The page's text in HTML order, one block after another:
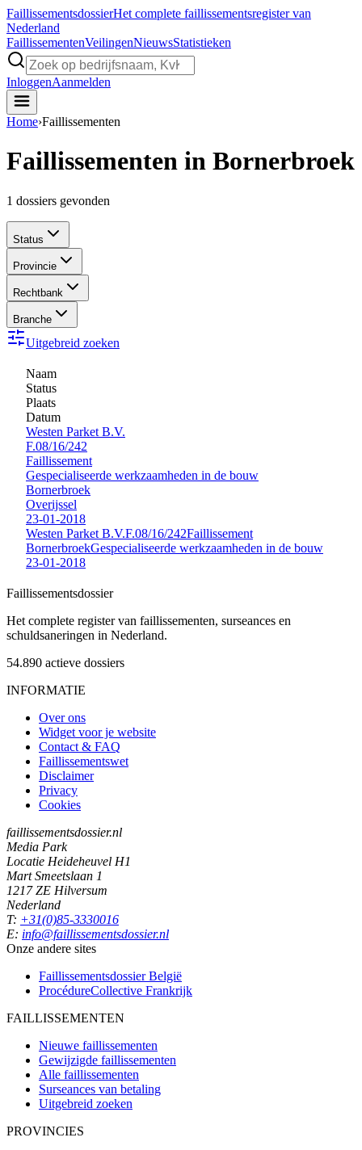
FaillissementsdossierHet complete faillissementsregister van
Nederland
FaillissementenVeilingenNieuwsStatistieken
InloggenAanmelden
Home›Faillissementen
Faillissementen in Bornerbroek
1 dossiers gevonden
Status
Provincie
Rechtbank
Branche
Uitgebreid zoeken
Naam
Status
Plaats
Datum
Westen Parket B.V.
F.08/16/242
Faillissement
Gespecialiseerde werkzaamheden in de bouw
Bornerbroek
Overijssel
23-01-2018
Westen Parket B.V.F.08/16/242Faillissement
BornerbroekGespecialiseerde werkzaamheden in de bouw
23-01-2018
Faillissementsdossier
Het complete register van faillissementen, surseances en
schuldsaneringen in Nederland.
54.890 actieve dossiers
INFORMATIE
Over ons
Widget voor je website
Contact & FAQ
Faillissementswet
Disclaimer
Privacy
Cookies
faillissementsdossier.nl
Media Park
Locatie Heideheuvel H1
Mart Smeetslaan 1
1217 ZE Hilversum
Nederland
T: +31(0)85-3330016
E: info@faillissementsdossier.nl
Onze andere sites
Faillissementsdossier België
ProcédureCollective Frankrijk
FAILLISSEMENTEN
Nieuwe faillissementen
Gewijzigde faillissementen
Alle faillissementen
Surseances van betaling
Uitgebreid zoeken
PROVINCIES